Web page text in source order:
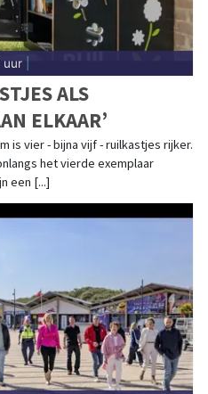
uur|
ALS
ELKAAR’
is vier - bijna vijf - ruilkastjes rijker.
het vierde exemplaar
een [...]